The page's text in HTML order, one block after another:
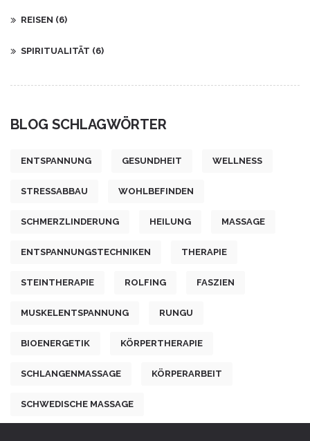
REISEN (6)
SPIRITUALITÄT (6)
BLOG SCHLAGWÖRTER
ENTSPANNUNG GESUNDHEIT WELLNESS
STRESSABBAU WOHLBEFINDEN
SCHMERZLINDERUNG HEILUNG MASSAGE
ENTSPANNUNGSTECHNIKEN THERAPIE
STEINTHERAPIE ROLFING FASZIEN
MUSKELENTSPANNUNG RUNGU
BIOENERGETIK KÖRPERTHERAPIE
SCHLANGENMASSAGE KÖRPERARBEIT
SCHWEDISCHE MASSAGE